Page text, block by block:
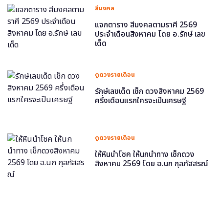
สีมงคล
แจกตาราง สีมงคลตามราศี 2569
ประจำเดือนสิงหาคม โดย อ.รักษ์ เลข
เด็ด
ดูดวงรายเดือน
รักษ์เลขเด็ด เช็ก ดวงสิงหาคม 2569
ครึ่งเดือนแรกใครจะเป็นเศรษฐี
ดูดวงรายเดือน
ให้หินนำโชค ให้นกนำทาง เช็กดวง
สิงหาคม 2569 โดย อ.นก กุลภัสสรณ์